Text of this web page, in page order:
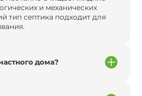
и механических
тип септика подходит для
дома?